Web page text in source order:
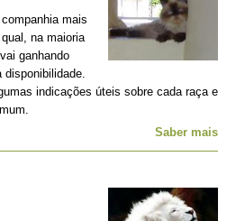
mais
na maioria
ganhando
disponibilidade.
indicações úteis sobre cada raça e
Saber mais